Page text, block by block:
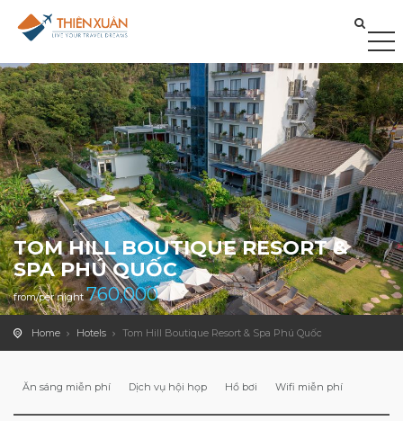
TOM HILL BOUTIQUE RESORT &
SPA PHÚ QUỐC
from/per night760,000
Home Hotels Tom Hill Boutique Resort & Spa Phú Quốc
Ăn sáng miễn phí Dịch vụ hội họp Hồ bơi Wifi miễn phí